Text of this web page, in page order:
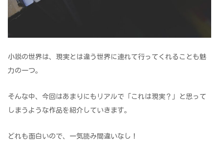
小説の世界は、現実とは違う世界に連れて行ってくれることも魅
力の一つ。
そんな中、今回はあまりにもリアルで「これは現実？」と思って
しまうような作品を紹介していきます。
どれも面白いので、一気読み間違いなし！